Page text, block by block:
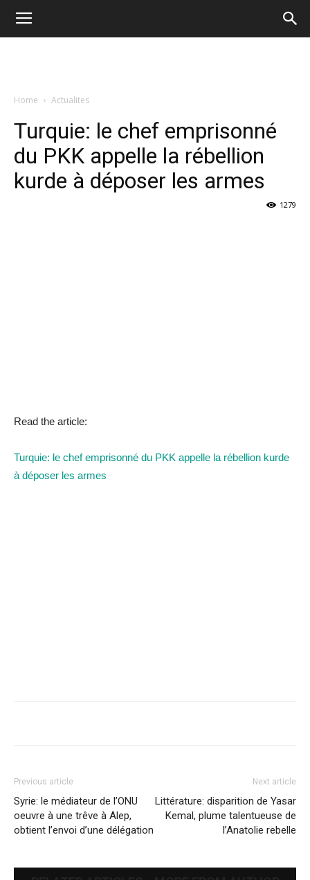
Home Actualites
Turquie: le chef emprisonné
du PKK appelle la rébellion
kurde à déposer les armes
1279
Read the article:
Turquie: le chef emprisonné du PKK appelle la rébellion kurde
à déposer les armes
Previous article
Syrie: le médiateur de l’ONU
oeuvre à une trêve à Alep,
obtient l’envoi d’une délégation
Next article
Littérature: disparition de Yasar
Kemal, plume talentueuse de
l’Anatolie rebelle